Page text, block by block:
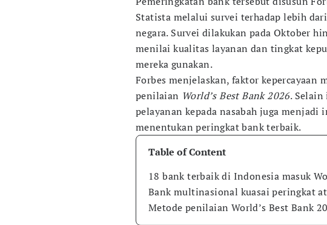
Statista melalui survei terhadap lebih
negara. Survei dilakukan pada Oktober
menilai kualitas layanan dan tingkat
mereka gunakan.
Forbes menjelaskan, faktor kepercayaan
penilaian World’s Best Bank 2026.
pelayanan kepada nasabah juga
menentukan peringkat bank terbaik.
Table of Content
18 bank terbaik di Indonesia masuk
Bank multinasional kuasai peringkat
Metode penilaian World’s Best Bank